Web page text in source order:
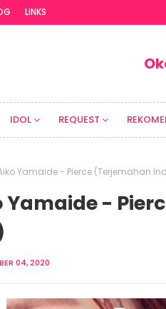
LINKS
IDOL REQUEST
Yamaide - Pierce (Terjemahan
Yamaide -
04, 2020